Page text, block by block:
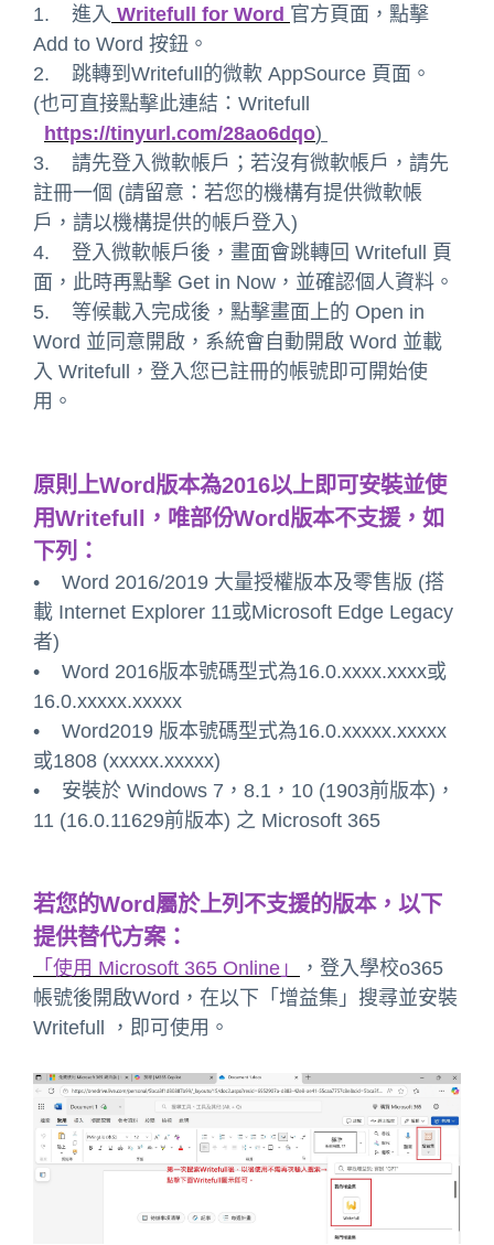
1. 進入 Writefull for Word 官方頁面，點擊
Add to Word 按鈕。
2. 跳轉到Writefull的微軟 AppSource 頁面。
(也可直接點擊此連結：Writefull
https://tinyurl.com/28ao6dqo)
3. 請先登入微軟帳戶；若沒有微軟帳戶，請先
註冊一個 (請留意：若您的機構有提供微軟帳
戶，請以機構提供的帳戶登入)
4. 登入微軟帳戶後，畫面會跳轉回 Writefull 頁
面，此時再點擊 Get in Now，並確認個人資料。
5. 等候載入完成後，點擊畫面上的 Open in
Word 並同意開啟，系統會自動開啟 Word 並載
入 Writefull，登入您已註冊的帳號即可開始使
用。
原則上Word版本為2016以上即可安裝並使
用Writefull，唯部份Word版本不支援，如
下列：
• Word 2016/2019 大量授權版本及零售版 (搭
載 Internet Explorer 11或Microsoft Edge Legacy
者)
• Word 2016版本號碼型式為16.0.xxxx.xxxx或
16.0.xxxxx.xxxxx
• Word2019 版本號碼型式為16.0.xxxxx.xxxxx
或1808 (xxxxx.xxxxx)
• 安裝於 Windows 7，8.1，10 (1903前版本)，
11 (16.0.11629前版本) 之 Microsoft 365
若您的Word屬於上列不支援的版本，以下
提供替代方案：
「使用 Microsoft 365 Online」
，登入學校o365
帳號後開啟Word，在以下「增益集」搜尋並安裝
Writefull ，即可使用。